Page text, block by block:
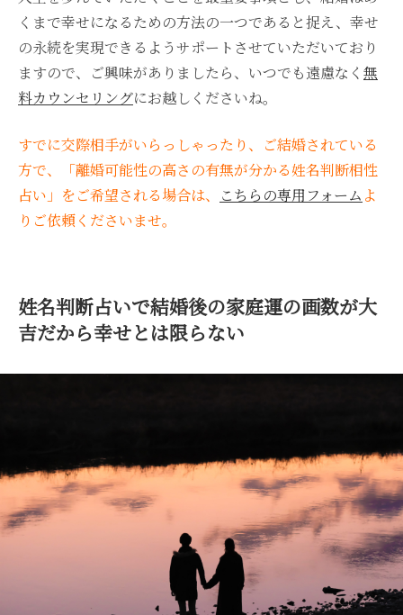
くまで幸せになるための方法の一つであると捉え、幸せ
の永続を実現できるようサポートさせていただいており
ますので、ご興味がありましたら、いつでも遠慮なく 無
料カウンセリングにお越しくださいね。
すでに交際相手がいらっしゃったり、ご結婚されている
方で、「離婚可能性の高さの有無が分かる姓名判断相性
占い」をご希望される場合は、
こちらの専用フォーム よ
りご依頼くださいませ。
姓名判断占いで結婚後の家庭運の画数が大
吉だから幸せとは限らない